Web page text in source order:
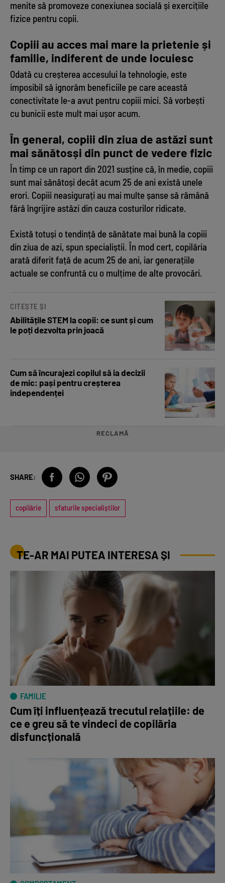
menite să promoveze conexiunea socială și exercițiile
fizice pentru copii.
Copiii au acces mai mare la prietenie și
familie, indiferent de unde locuiesc
Odată cu creșterea accesului la tehnologie, este
imposibil să ignorăm beneficiile pe care această
conectivitate le-a avut pentru copiii mici. Să vorbești
cu bunicii este mult mai ușor acum.
În general, copiii din ziua de astăzi sunt
mai sănătosși din punct de vedere fizic
În timp ce un raport din 2021 susține că, în medie, copiii
sunt mai sănătoși decât acum 25 de ani există unele
erori. Copiii neasigurați au mai multe șanse să rămână
fără îngrijire astăzi din cauza costurilor ridicate.
Există totuși o tendință de sănătate mai bună la copiii
din ziua de azi, spun specialiștii. În mod cert, copilăria
arată diferit față de acum 25 de ani, iar generațiile
actuale se confruntă cu o mulțime de alte provocări.
CITEȘTE ȘI
Abilitățile STEM la copii: ce sunt și cum
le poți dezvolta prin joacă
Cum să încurajezi copilul să ia decizii
de mic: pași pentru creșterea
independenței
RECLAMĂ
SHARE:
copilărie sfaturile specialiștilor
TE-AR MAI PUTEA INTERESA ȘI
FAMILIE
Cum îți influențează trecutul relațiile: de
ce e greu să te vindeci de copilăria
disfuncțională